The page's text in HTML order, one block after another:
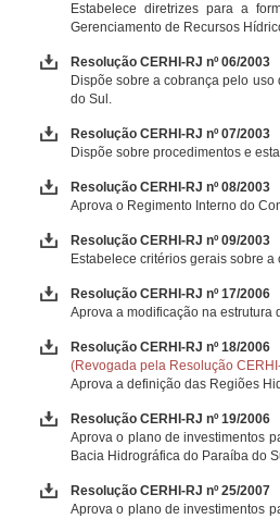
Estabelece diretrizes para a
Gerenciamento de Recursos
Resolução CERHI-RJ nº 06/2003
Dispõe sobre a cobrança pelo
do Sul.
Resolução CERHI-RJ nº 07/2003
Dispõe sobre procedimentos e
Resolução CERHI-RJ nº 08/2003
Aprova o Regimento Interno do
Resolução CERHI-RJ nº 09/2003
Estabelece critérios gerais sobre
Resolução CERHI-RJ nº 17/2006
Aprova a modificação na
Resolução CERHI-RJ nº 18/2006
(Revogada pela Resolução
Aprova a definição das Regiões
Resolução CERHI-RJ nº 19/2006
Aprova o plano de investimentos
Bacia Hidrográfica do Paraíba do
Resolução CERHI-RJ nº 25/2007
Aprova o plano de investimentos